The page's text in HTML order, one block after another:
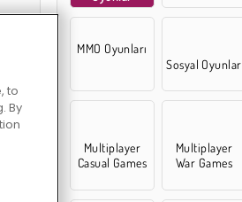
MMO Oyunları
Sosyal Oyunlar
Multiplayer
Casual Games
Multiplayer
War Games
to
By